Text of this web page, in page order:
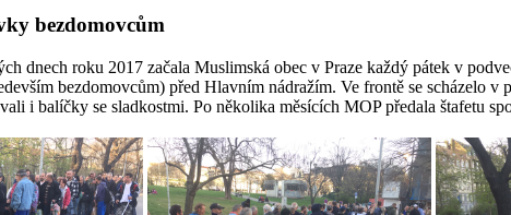
bezdomovcům
dnech roku 2017 začala Muslimská obec v Praze každý pátek v
bezdomovcům) před Hlavním nádražím. Ve frontě se scházelo v
i balíčky se sladkostmi. Po několika měsících MOP předala štafetu